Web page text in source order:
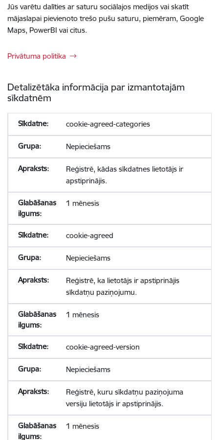
Jūs varētu dalīties ar saturu sociālajos medijos vai skatīt
mājaslapai pievienoto trešo pušu saturu, piemēram, Google
Maps, PowerBI vai citus.
Privātuma politika
Detalizētāka informācija par izmantotajām
sīkdatnēm
cookie-agreed-categories
Nepieciešams
Reģistrē, kādas sīkdatnes lietotājs ir
apstiprinājis.
1 mēnesis
cookie-agreed
Nepieciešams
Reģistrē, ka lietotājs ir apstiprinājis
sīkdatņu paziņojumu.
1 mēnesis
cookie-agreed-version
Nepieciešams
Reģistrē, kuru sīkdatņu paziņojuma
versiju lietotājs ir apstiprinājis.
1 mēnesis